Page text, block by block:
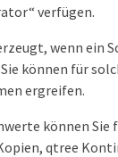
verfügen.
wenn ein
können für
ergreifen.
können
qtree